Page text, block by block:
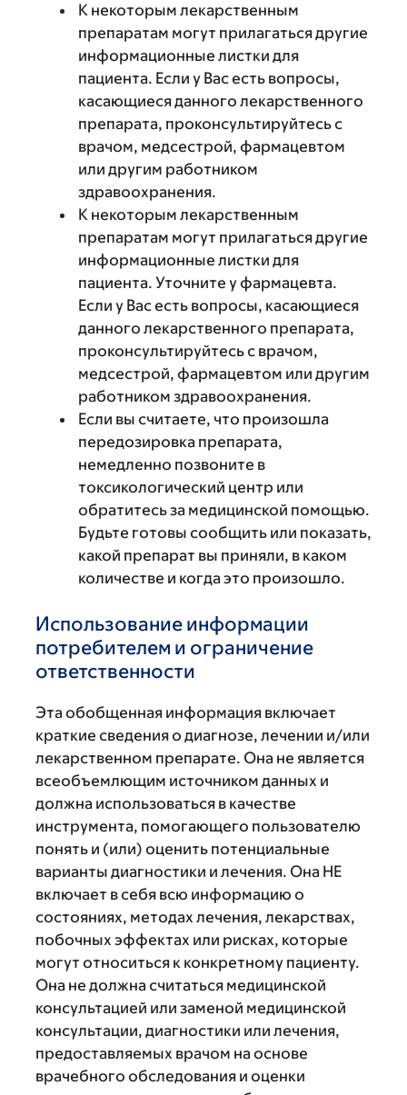
К некоторым лекарственным
препаратам могут прилагаться другие
информационные листки для
пациента. Если у Вас есть вопросы,
касающиеся данного лекарственного
препарата, проконсультируйтесь с
врачом, медсестрой, фармацевтом
или другим работником
здравоохранения.
К некоторым лекарственным
препаратам могут прилагаться другие
информационные листки для
пациента. Уточните у фармацевта.
Если у Вас есть вопросы, касающиеся
данного лекарственного препарата,
проконсультируйтесь с врачом,
медсестрой, фармацевтом или другим
работником здравоохранения.
Если вы считаете, что произошла
передозировка препарата,
немедленно позвоните в
токсикологический центр или
обратитесь за медицинской помощью.
Будьте готовы сообщить или показать,
какой препарат вы приняли, в каком
количестве и когда это произошло.
Использование информации
потребителем и ограничение
ответственности
Эта обобщенная информация включает
краткие сведения о диагнозе, лечении и/или
лекарственном препарате. Она не является
всеобъемлющим источником данных и
должна использоваться в качестве
инструмента, помогающего пользователю
понять и (или) оценить потенциальные
варианты диагностики и лечения. Она НЕ
включает в себя всю информацию о
состояниях, методах лечения, лекарствах,
побочных эффектах или рисках, которые
могут относиться к конкретному пациенту.
Она не должна считаться медицинской
консультацией или заменой медицинской
консультации, диагностики или лечения,
предоставляемых врачом на основе
врачебного обследования и оценки